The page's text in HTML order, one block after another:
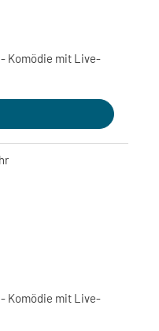
Komödie mit Live-
Komödie mit Live-